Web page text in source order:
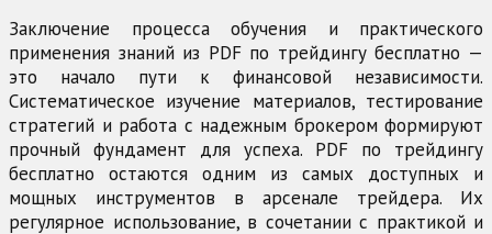
Заключение процесса обучения и практического
применения знаний из PDF по трейдингу бесплатно —
это начало пути к финансовой независимости.
Систематическое изучение материалов, тестирование
стратегий и работа с надежным брокером формируют
прочный фундамент для успеха. PDF по трейдингу
бесплатно остаются одним из самых доступных и
мощных инструментов в арсенале трейдера. Их
регулярное использование, в сочетании с практикой и